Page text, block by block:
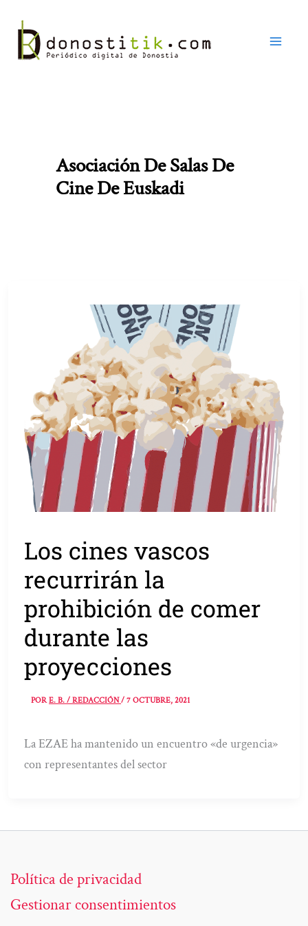
contenido
Asociación De Salas De
Cine De Euskadi
Los cines vascos
recurrirán la
prohibición de comer
durante las
proyecciones
PORE. B. / REDACCIÓN/7 OCTUBRE, 2021
La EZAE ha mantenido un encuentro «de urgencia»
con representantes del sector
Política de privacidad
Gestionar consentimientos